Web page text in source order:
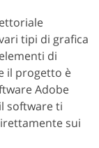
tipi di grafica
di
il progetto è
Adobe
software ti
sui